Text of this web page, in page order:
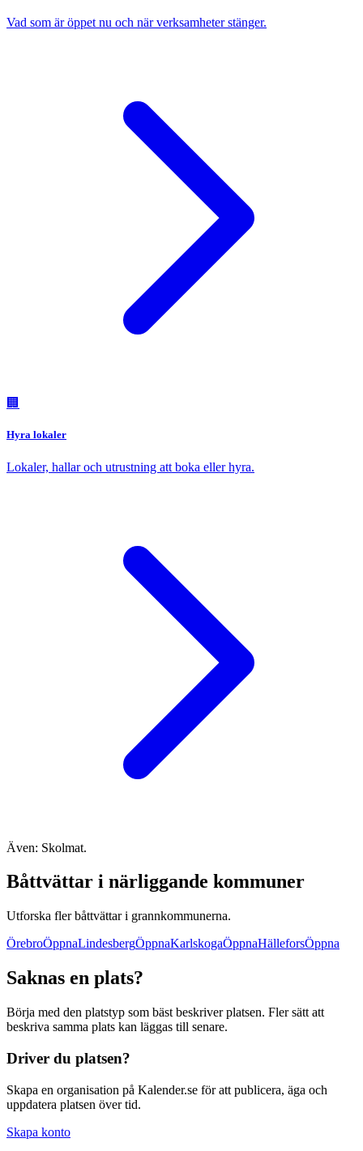
Vad som är öppet nu och när verksamheter stänger.
🏢
Hyra lokaler
Lokaler, hallar och utrustning att boka eller hyra.
Även: Skolmat.
Båttvättar i närliggande kommuner
Utforska fler båttvättar i grannkommunerna.
ÖrebroÖppnaLindesbergÖppnaKarlskogaÖppnaHälleforsÖppna
Saknas en plats?
Börja med den platstyp som bäst beskriver platsen. Fler sätt att
beskriva samma plats kan läggas till senare.
Driver du platsen?
Skapa en organisation på Kalender.se för att publicera, äga och
uppdatera platsen över tid.
Skapa konto